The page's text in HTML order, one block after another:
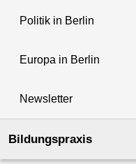
Politik in Berlin
Europa in Berlin
Newsletter
Bildungspraxis